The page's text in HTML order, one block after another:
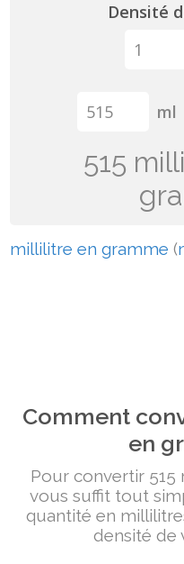
Densité
ml
515
millilitre en gramme (
Comment
en
Pour convertir 515
vous suffit tout
quantité en
densité de